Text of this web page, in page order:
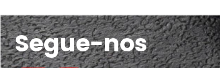
Segue-nos